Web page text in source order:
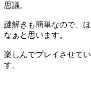
思議。
謎解きも簡単なので、
なぁと思います。
楽しんでプレイさせて
す。